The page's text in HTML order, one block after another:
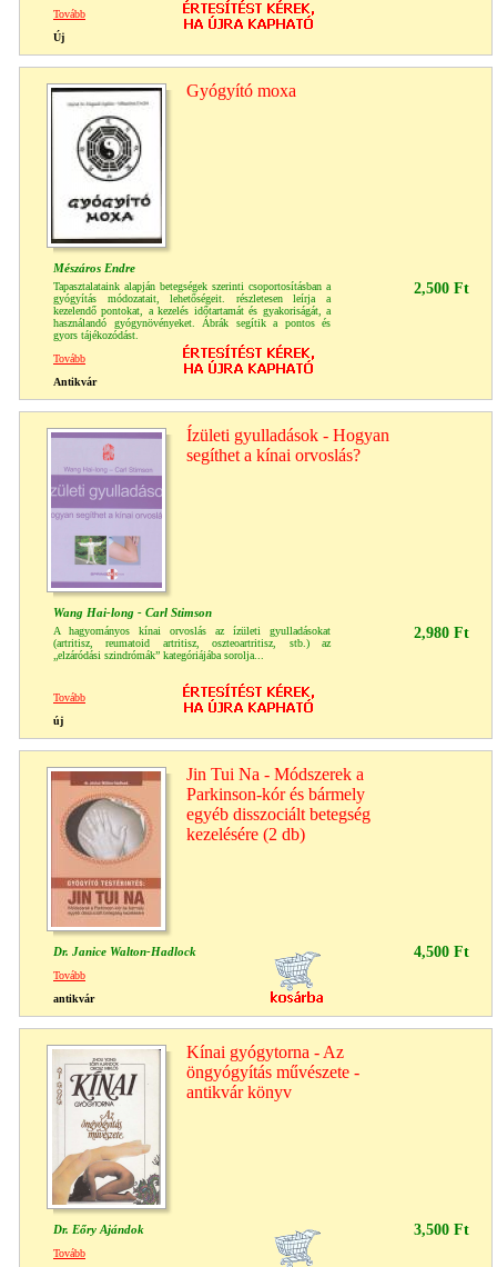
Tovább
Új
Gyógyító moxa
Mészáros Endre
Tapasztalataink alapján betegségek szerinti csoportosításban a
gyógyítás módozatait, lehetőségeit. részletesen leírja a
kezelendő pontokat, a kezelés időtartamát és gyakoriságát, a
használandó gyógynövényeket. Ábrák segítik a pontos és
gyors tájékozódást.
2,500 Ft
Tovább
Antikvár
Ízületi gyulladások - Hogyan
segíthet a kínai orvoslás?
Wang Hai-long - Carl Stimson
A hagyományos kínai orvoslás az ízületi gyulladásokat
(artritisz, reumatoid artritisz, oszteoartritisz, stb.) az
„elzáródási szindrómák” kategóriájába sorolja...
2,980 Ft
Tovább
új
Jin Tui Na - Módszerek a
Parkinson-kór és bármely
egyéb disszociált betegség
kezelésére (2 db)
Dr. Janice Walton-Hadlock 4,500 Ft
Tovább
antikvár
Kínai gyógytorna - Az
öngyógyítás művészete -
antikvár könyv
Dr. Eőry Ajándok 3,500 Ft
Tovább